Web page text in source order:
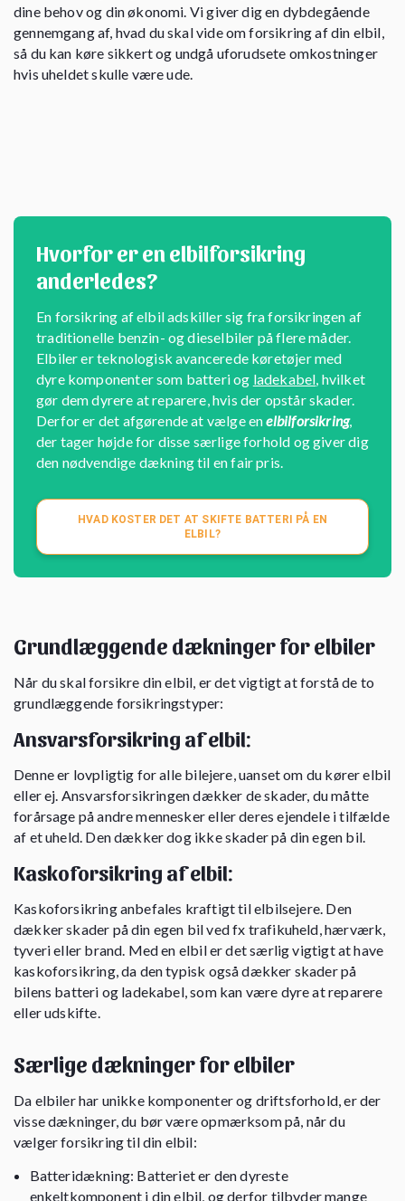
dine behov og din økonomi. Vi giver dig en dybdegående
gennemgang af, hvad du skal vide om forsikring af din elbil,
så du kan køre sikkert og undgå uforudsete omkostninger
hvis uheldet skulle være ude.
Hvorfor er en elbilforsikring
anderledes?
En forsikring af elbil adskiller sig fra forsikringen af
traditionelle benzin- og dieselbiler på flere måder.
Elbiler er teknologisk avancerede køretøjer med
dyre komponenter som batteri og ladekabel, hvilket
gør dem dyrere at reparere, hvis der opstår skader.
Derfor er det afgørende at vælge enelbilforsikring,
der tager højde for disse særlige forhold og giver dig
den nødvendige dækning til en fair pris.
HVAD KOSTER DET AT SKIFTE BATTERI PÅ EN
ELBIL?
Grundlæggende dækninger for elbiler
Når du skal forsikre din elbil, er det vigtigt at forstå de to
grundlæggende forsikringstyper:
Ansvarsforsikring af elbil:
Denne er lovpligtig for alle bilejere, uanset om du kører elbil
eller ej. Ansvarsforsikringen dækker de skader, du måtte
forårsage på andre mennesker eller deres ejendele i tilfælde
af et uheld. Den dækker dog ikke skader på din egen bil.
Kaskoforsikring af elbil:
Kaskoforsikring anbefales kraftigt til elbilsejere. Den
dækker skader på din egen bil ved fx trafikuheld, hærværk,
tyveri eller brand. Med en elbil er det særlig vigtigt at have
kaskoforsikring, da den typisk også dækker skader på
bilens batteri og ladekabel, som kan være dyre at reparere
eller udskifte.
Særlige dækninger for elbiler
Da elbiler har unikke komponenter og driftsforhold, er der
visse dækninger, du bør være opmærksom på, når du
vælger forsikring til din elbil:
Batteridækning: Batteriet er den dyreste
enkeltkomponent i din elbil, og derfor tilbyder mange